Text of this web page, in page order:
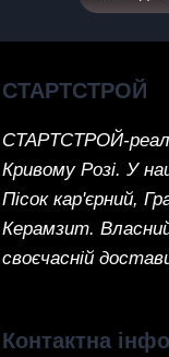
CTAPTCTPOЙ
CTAPTCTPOЙ-
Кривому Розі. У
Пісок кар'єрний,
Керамзит.
своєчасній
Контактна